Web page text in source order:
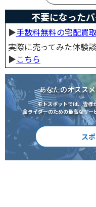
不要になった
▶︎手数料無料の宅配買
実際に売ってみた体験談
▶︎こちら
あなたのオスス
モトスポットでは、皆様
全ライダーのための最高なサー
ス